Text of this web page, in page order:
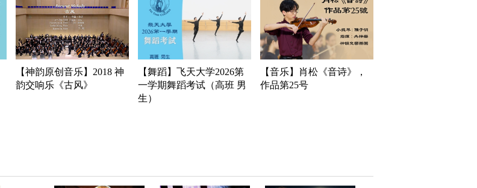
【神韵原创音乐】2018 神
韵交响乐《古风》
【舞蹈】飞天大学2026第
一学期舞蹈考试（高班 男
生）
【音乐】肖松《音诗》，
作品第25号